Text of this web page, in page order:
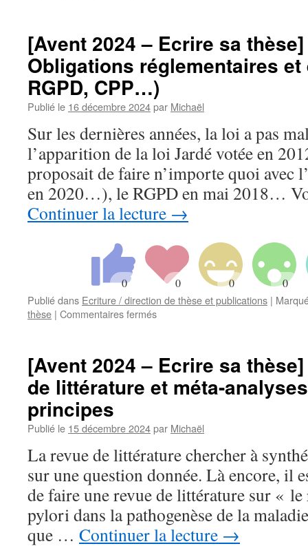
Ecrire
sa
thèse]
–
17/24
–
Des
grilles
pour
finir
la
section
matériels
et
[Avent 2024 – Ecrire sa
Obligations réglementaires et
RGPD, CPP…)
Publié le 16 décembre 2024par Michaël
Sur les dernières années, la loi a pas
l’apparition de la loi Jardé votée en
proposait de faire n’importe quoi avec
en 2020…), le RGPD en mai 2018…
Continuer la lecture →
Publié dans Ecriture / direction de thèse et publications |
thèse | Commentaires ferméssur
Ecrire
sa
thèse]
16/24
–
Obligations
réglementaires
et
éthiques
(CNIL
/
RGPD,
CPP…)
[Avent 2024 – Ecrire sa
de littérature et méta-
principes
Publié le 15 décembre 2024par Michaël
La revue de littérature chercher à
sur une question donnée. Là encore, il
de faire une revue de littérature sur «
pylori dans la pathogenèse de la
que … Continuer la lecture →